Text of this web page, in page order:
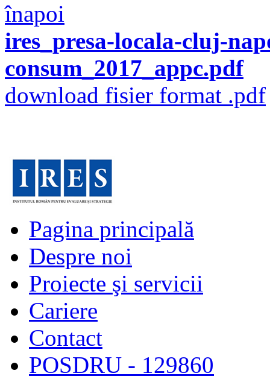
înapoi
ires_presa-locala-cluj-
consum_2017_appc.pdf
download fisier format .pdf
Pagina principală
Despre noi
Proiecte şi servicii
Cariere
Contact
POSDRU - 129860